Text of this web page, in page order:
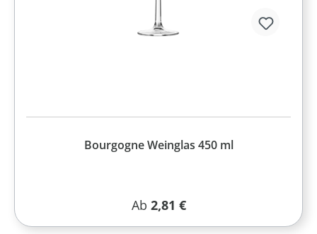
Bourgogne Weinglas 450 ml
Regulärer Preis:
Ab 2,81 €